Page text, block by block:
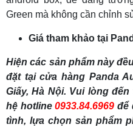
Green mà không cần chỉnh
Giá tham khảo tại
Hiện các sản phẩm này
đặt tại cửa hàng Panda
Giấy, Hà Nội. Vui lòng
hệ hotline0933.84.6969 để
tình, lựa chọn sản phẩm